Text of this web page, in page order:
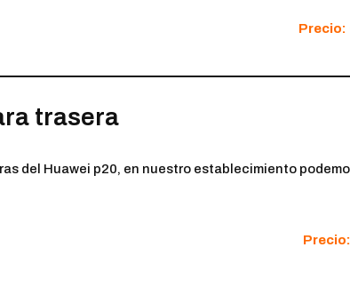
Precio:
trasera
del Huawei p20, en nuestro establecimiento